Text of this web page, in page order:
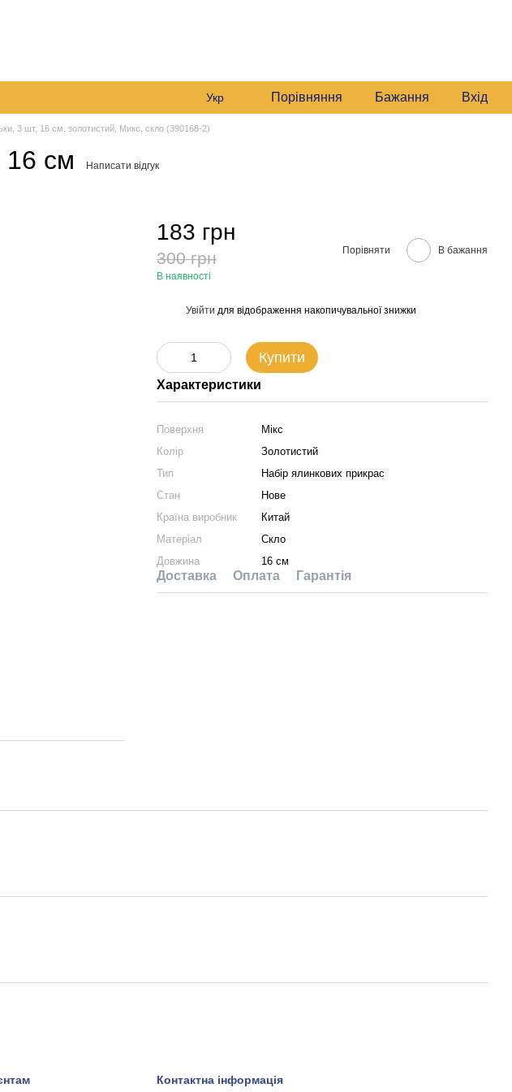
Укр Порівняння Бажання Вхід
3 шт, 16 см, золотистий, Микс, скло (390168-2)
16 см Написати відгук
183 грн
300 грн
В наявності
Порівняти В бажання
Увійти для відображення накопичувальної знижки
Купити
Характеристики
Поверхня
Мікс
Колір
Золотистий
Тип
Набір ялинкових прикрас
Стан
Нове
Країна виробник
Китай
Матеріал
Скло
Довжина
16 см
Доставка Оплата Гарантія
Контактна інформація